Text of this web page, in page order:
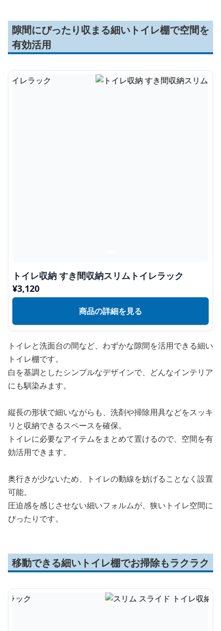
隙間にぴったり収まる細いトイレ棚で空間を
有効活用
トイレ収納 すき間収納スリムトイレラック
¥3,120
商品の詳細を見る
トイレと洗面台の間など、わずかな隙間を活用できる細い
トイレ棚です。
白を基調としたシンプルなデザインで、どんなインテリア
にも馴染みます。
縦長の形状で細いながらも、洗剤や掃除用具などをスッキ
リと収納できるスペースを確保。
トイレに必要なアイテムをまとめて置けるので、空間を有
効活用できます。
奥行きが少ないため、トイレの動線を妨げることなく設置
可能。
圧迫感を感じさせない細いフォルムが、狭いトイレ空間に
ぴったりです。
移動できる細いトイレ棚でお掃除もラクラク